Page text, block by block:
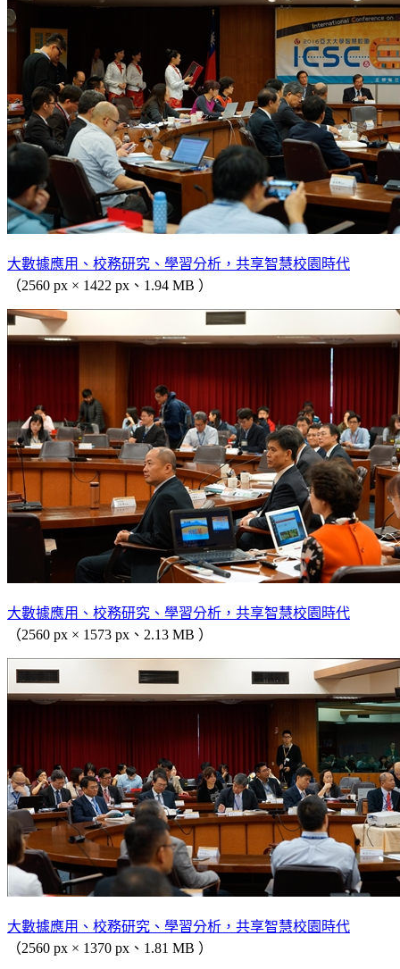
大數據應用、校務研究、學習分析，共享智慧校園時代
（2560 px × 1422 px、1.94 MB ）
大數據應用、校務研究、學習分析，共享智慧校園時代
（2560 px × 1573 px、2.13 MB ）
大數據應用、校務研究、學習分析，共享智慧校園時代
（2560 px × 1370 px、1.81 MB ）